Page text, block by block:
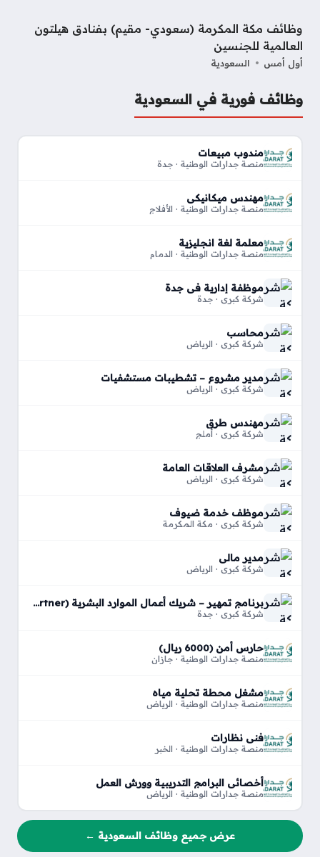
وظائف مكة المكرمة (سعودي- مقيم) بفنادق هيلتون
العالمية للجنسين
أول أمس السعودية
وظائف فورية في السعودية
مندوب مبيعات
منصة جدارات الوطنية · جدة
مهندس ميكانيكي
منصة جدارات الوطنية · الأفلاج
معلمة لغة انجليزية
منصة جدارات الوطنية · الدمام
موظفة إدارية في جدة
شركة كبري · جدة
محاسب
شركة كبري · الرياض
مدير مشروع – تشطيبات مستشفيات
شركة كبري · الرياض
مهندس طرق
شركة كبري · أملج
مشرف العلاقات العامة
شركة كبري · الرياض
موظف خدمة ضيوف
شركة كبري · مكة المكرمة
مدير مالي
شركة كبري · الرياض
برنامج تمهير – شريك أعمال الموارد البشرية (HR Business Partner)
شركة كبري · جدة
حارس أمن (6000 ريال)
منصة جدارات الوطنية · جازان
مشغل محطة تحلية مياه
منصة جدارات الوطنية · الرياض
فني نظارات
منصة جدارات الوطنية · الخبر
أخصائي البرامج التدريبية وورش العمل
منصة جدارات الوطنية · الرياض
عرض جميع وظائف السعودية ←